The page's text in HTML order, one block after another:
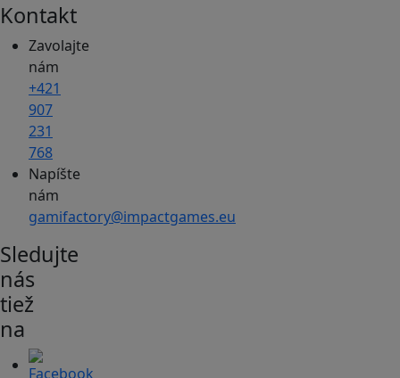
Kontakt
Zavolajte
nám
+421
907
231
768
Napíšte
nám
gamifactory@impactgames.eu
Sledujte
nás
tiež
na